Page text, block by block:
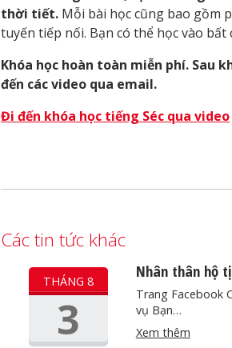
thời tiết. Mỗi bài học cũng bao gồm
tuyến tiếp nối. Bạn có thể học vào bất
Khóa học hoàn toàn miễn phí. Sau
đến các video qua email.
Đi đến khóa học tiếng Séc qua video
Các tin tức khác
THÁNG 8
3
Nhân thân hộ
Trang Facebook
vụ Bạn…
Xem thêm